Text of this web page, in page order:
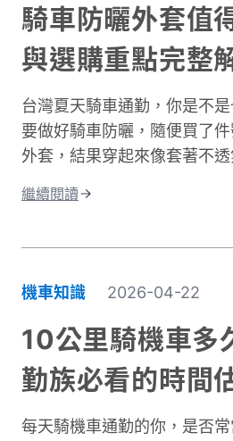
10°C，在時速 50 公里的風
5 至 6°C 左右，溫降幅度接
台灣冬季平均相對濕度經常高
灌進衣服裡，身體必須消耗
分子，騎車保暖變得格外困
真正有效的防寒外套對機車
是冬季的必需品。接下來我們
騎車防曬外套值
與選購重點完整
台灣夏天騎車通勤，你是不
要做好騎車防曬，隨便買了
外套，結果穿起來像套著不
境，許多騎士都遇過。一件真
帶你了解如何挑選適合的防曬
騎車依然保持舒適，不再當冤
繼續閱讀
機車知識 2026-04-22
10公里騎機車多
勤族必看的時間
每天騎機車通勤的你，是否